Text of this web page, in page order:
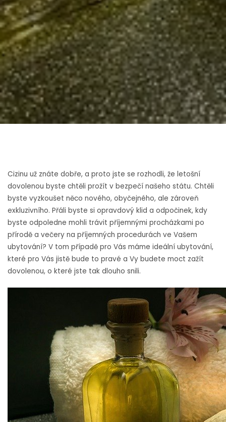
Cizinu už znáte dobře, a proto jste se rozhodli, že letošní
dovolenou byste chtěli prožít v bezpečí našeho státu. Chtěli
byste vyzkoušet něco nového, obyčejného, ale zároveň
exkluzivního. Přáli byste si opravdový klid a odpočinek, kdy
byste odpoledne mohli trávit příjemnými procházkami po
přírodě a večery na příjemných procedurách ve Vašem
ubytování? V tom případě pro Vás máme ideální ubytování,
které pro Vás jistě bude to pravé a Vy budete moct zažít
dovolenou, o které jste tak dlouho snili.